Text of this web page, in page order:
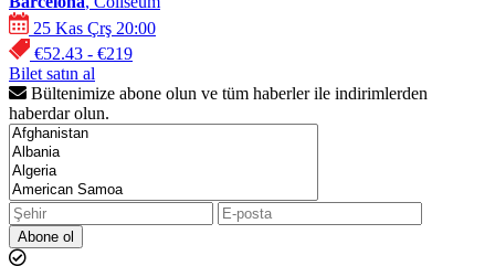
25 Kas Çrş 20:00
€52.43 - €219
Bilet satın al
Bültenimize abone olun ve tüm haberler ile indirimlerden
haberdar olun.
Abone ol